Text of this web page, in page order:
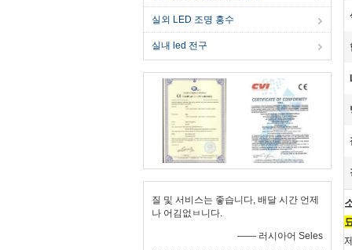
실외 LED 조명 홍수
실내 led 전구
질 및 서비스는 좋습니다, 배달 시간 언제
나 어김없ㅂ니다.
—— 러시아어 Seles